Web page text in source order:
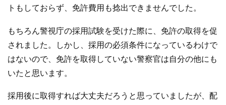
トもしておらず、免許費用も捻出できませんでした。
もちろん警視庁の採用試験を受けた際に、免許の取得を促
されました。しかし、採用の必須条件になっているわけで
はないので、免許を取得していない警察官は自分の他にも
いたと思います。
採用後に取得すれば大丈夫だろうと思っていましたが、配